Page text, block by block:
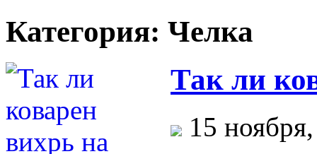
Категория: Челка
Так ли
15